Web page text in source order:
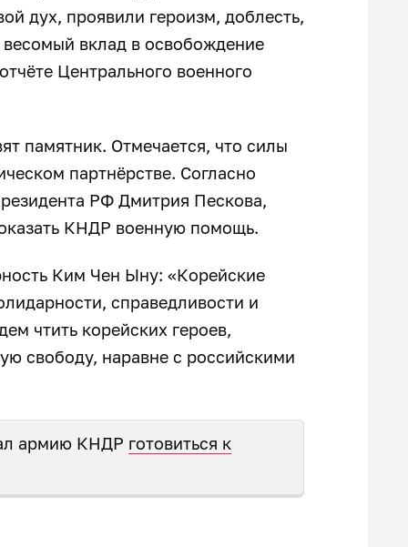
дух, проявили героизм, доблесть,
вклад в освобождение
Центрального военного
памятник. Отмечается, что силы
партнёрстве. Согласно
РФ Дмитрия Пескова,
КНДР военную помощь.
Ким Чен Ыну: «Корейские
справедливости и
чтить корейских героев,
свободу, наравне с российскими
армию КНДР готовиться к